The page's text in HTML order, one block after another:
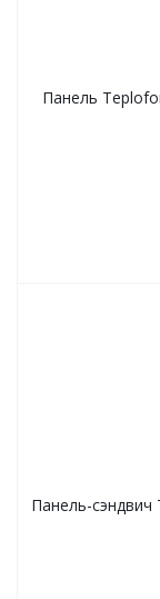
Панель
Панель-